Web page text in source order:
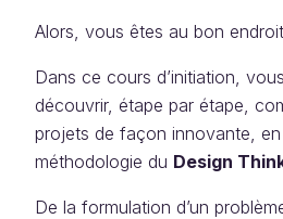
Alors, vous êtes au bon
Dans ce cours d’initiation,
découvrir, étape par étape,
projets de façon innovante,
méthodologie du Design
De la formulation d’un